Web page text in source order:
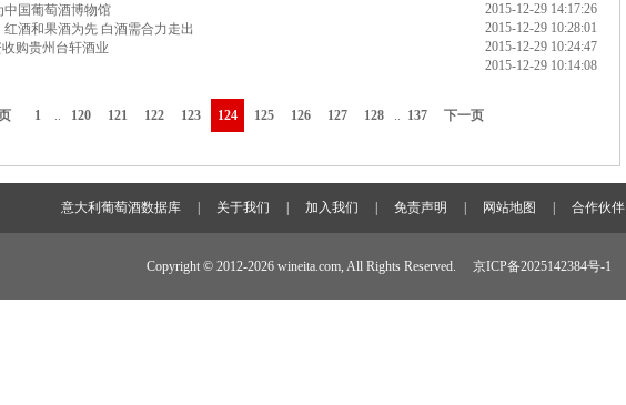
2015-12-29 14:17:26
国葡萄酒博物馆
2015-12-29 10:28:01
酒和果酒为先 白酒需合力走出
2015-12-29 10:24:47
购贵州台轩酒业
2015-12-29 10:14:08
1 .. 120 121 122 123 124 125 126 127 128 .. 137 下一页
意大利葡萄酒数据库 关于我们 加入我们 免责声明 网站地图 合作伙伴
Copyright © 2012-2026 wineita.com, All Rights Reserved. 京ICP备2025142384号-1